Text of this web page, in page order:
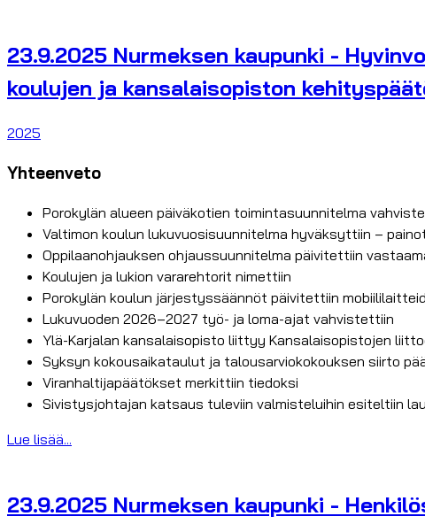
23.9.2025 Nurmeksen kaupunki -
koulujen ja kansalaisopiston
2025
Yhteenveto
Porokylän alueen päiväkotien toimintasuunnitelma
Valtimon koulun lukuvuosisuunnitelma hyväksyttiin –
Oppilaanohjauksen ohjaussuunnitelma päivitettiin
Koulujen ja lukion vararehtorit nimettiin
Porokylän koulun järjestyssäännöt päivitettiin
Lukuvuoden 2026–2027 työ- ja loma-ajat vahvistettiin
Ylä-Karjalan kansalaisopisto liittyy Kansalaisopistojen
Syksyn kokousaikataulut ja talousarviokokouksen siirto
Viranhaltijapäätökset merkittiin tiedoksi
Sivistysjohtajan katsaus tuleviin valmisteluihin esiteltiin
Lue lisää...
23.9.2025 Nurmeksen kaupunki -